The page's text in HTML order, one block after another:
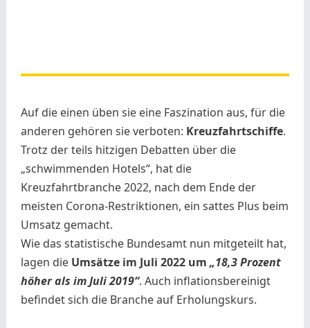
Auf die einen üben sie eine Faszination aus, für die
anderen gehören sie verboten: Kreuzfahrtschiffe.
Trotz der teils hitzigen Debatten über die
„schwimmenden Hotels“, hat die
Kreuzfahrtbranche 2022, nach dem Ende der
meisten Corona-Restriktionen, ein sattes Plus beim
Umsatz gemacht.
Wie das statistische Bundesamt nun mitgeteilt hat,
lagen die Umsätze im Juli 2022 um„18,3 Prozent
höher als im Juli 2019“. Auch inflationsbereinigt
befindet sich die Branche auf Erholungskurs.